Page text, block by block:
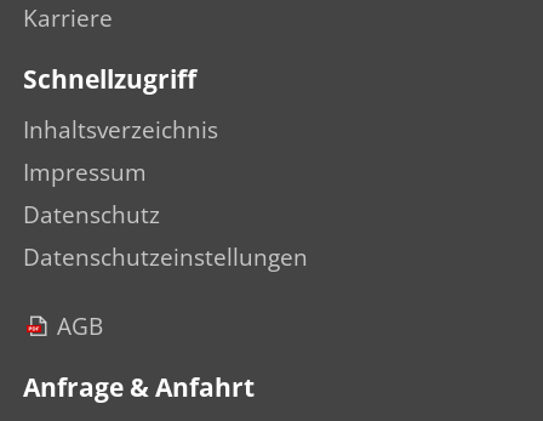
Karriere
Schnellzugriff
Inhaltsverzeichnis
Impressum
Datenschutz
Datenschutzeinstellungen
AGB
Anfrage & Anfahrt